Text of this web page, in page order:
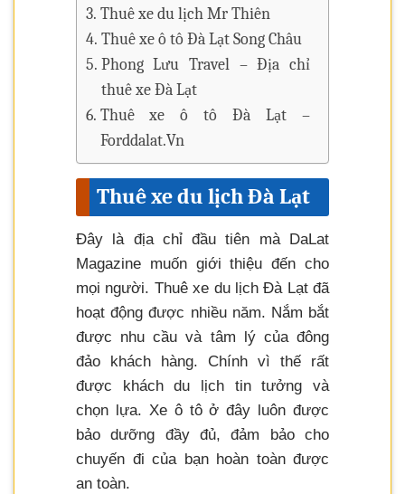
Thuê xe du lịch Mr Thiên
Thuê xe ô tô Đà Lạt Song Châu
Phong Lưu Travel – Địa chỉ
thuê xe Đà Lạt
Thuê xe ô tô Đà Lạt –
Forddalat.Vn
Thuê xe du lịch Đà Lạt
Đây là địa chỉ đầu tiên mà DaLat
Magazine muốn giới thiệu đến cho
mọi người. Thuê xe du lịch Đà Lạt đã
hoạt động được nhiều năm. Nắm bắt
được nhu cầu và tâm lý của đông
đảo khách hàng. Chính vì thế rất
được khách du lịch tin tưởng và
chọn lựa. Xe ô tô ở đây luôn được
bảo dưỡng đầy đủ, đảm bảo cho
chuyến đi của bạn hoàn toàn được
an toàn.